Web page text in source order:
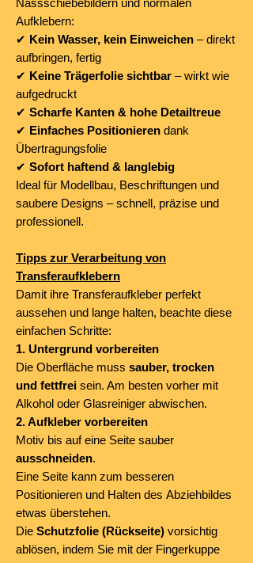
Nassschiebebildern und normalen
Aufklebern:
✔ Kein Wasser, kein Einweichen – direkt
aufbringen, fertig
✔ Keine Trägerfolie sichtbar – wirkt wie
aufgedruckt
✔ Scharfe Kanten & hohe Detailtreue
✔ Einfaches Positionieren dank
Übertragungsfolie
✔ Sofort haftend & langlebig
Ideal für Modellbau, Beschriftungen und
saubere Designs – schnell, präzise und
professionell.
Tipps zur Verarbeitung von
Transferaufklebern
Damit ihre Transferaufkleber perfekt
aussehen und lange halten, beachte diese
einfachen Schritte:
1. Untergrund vorbereiten
Die Oberfläche muss sauber, trocken
und fettfrei sein. Am besten vorher mit
Alkohol oder Glasreiniger abwischen.
2. Aufkleber vorbereiten
Motiv bis auf eine Seite sauber
ausschneiden.
Eine Seite kann zum besseren
Positionieren und Halten des Abziehbildes
etwas überstehen.
Die Schutzfolie (Rückseite) vorsichtig
ablösen, indem Sie mit der Fingerkuppe